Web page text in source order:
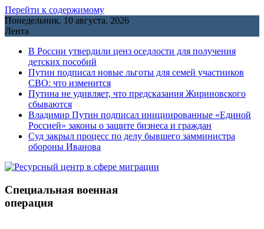
Перейти к содержимому
Понедельник, 10 августа, 2026
Лента
В России утвердили ценз оседлости для получения
детских пособий
Путин подписал новые льготы для семей участников
СВО: что изменится
Путина не удивляет, что предсказания Жириновского
сбываются
Владимир Путин подписал инициированные «Единой
Россией» законы о защите бизнеса и граждан
Cуд закрыл процесс по делу бывшего замминистра
обороны Иванова
Специальная военная
операция